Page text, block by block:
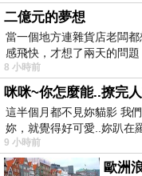
二億元的夢想
當一個地方連雜貨店老闆
感飛快，才想了兩天的問
8 小時前
咪咪~你怎麼能..撩完
這半個月都不見妳貓影 我
妳，就覺得好可愛..妳趴在
9 小時前
歐洲